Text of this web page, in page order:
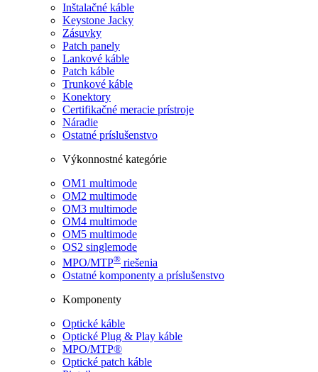
Inštalačné káble
Keystone Jacky
Zásuvky
Patch panely
Lankové káble
Patch káble
Trunkové káble
Konektory
Certifikačné meracie prístroje
Náradie
Ostatné príslušenstvo
Výkonnostné kategórie
OM1 multimode
OM2 multimode
OM3 multimode
OM4 multimode
OM5 multimode
OS2 singlemode
MPO/MTP® ​ riešenia
Ostatné komponenty a príslušenstvo
Komponenty
Optické káble
Optické Plug & Play káble
MPO/MTP®
Optické patch káble